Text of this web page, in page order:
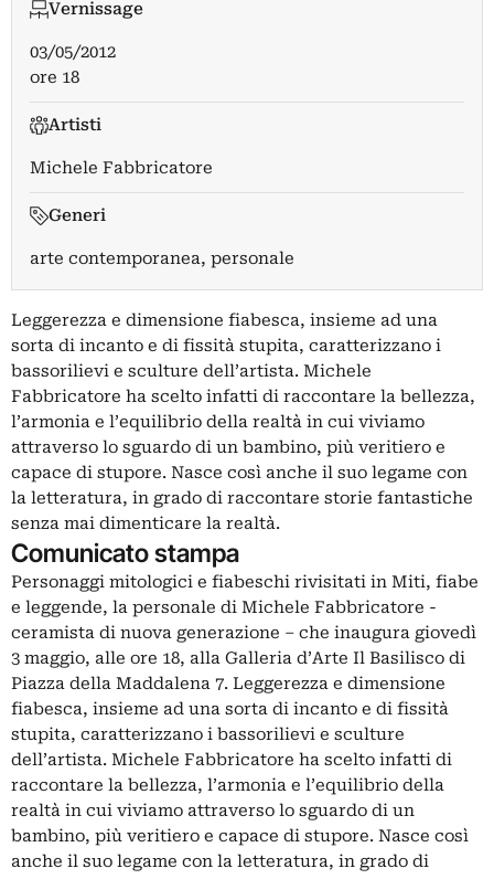
Vernissage
03/05/2012
ore 18
Artisti
Michele Fabbricatore
Generi
arte contemporanea, personale
Leggerezza e dimensione fiabesca, insieme ad una
sorta di incanto e di fissità stupita, caratterizzano i
bassorilievi e sculture dell’artista. Michele
Fabbricatore ha scelto infatti di raccontare la bellezza,
l’armonia e l’equilibrio della realtà in cui viviamo
attraverso lo sguardo di un bambino, più veritiero e
capace di stupore. Nasce così anche il suo legame con
la letteratura, in grado di raccontare storie fantastiche
senza mai dimenticare la realtà.
Comunicato stampa
Personaggi mitologici e fiabeschi rivisitati in Miti, fiabe
e leggende, la personale di Michele Fabbricatore -
ceramista di nuova generazione – che inaugura giovedì
3 maggio, alle ore 18, alla Galleria d’Arte Il Basilisco di
Piazza della Maddalena 7. Leggerezza e dimensione
fiabesca, insieme ad una sorta di incanto e di fissità
stupita, caratterizzano i bassorilievi e sculture
dell’artista. Michele Fabbricatore ha scelto infatti di
raccontare la bellezza, l’armonia e l’equilibrio della
realtà in cui viviamo attraverso lo sguardo di un
bambino, più veritiero e capace di stupore. Nasce così
anche il suo legame con la letteratura, in grado di